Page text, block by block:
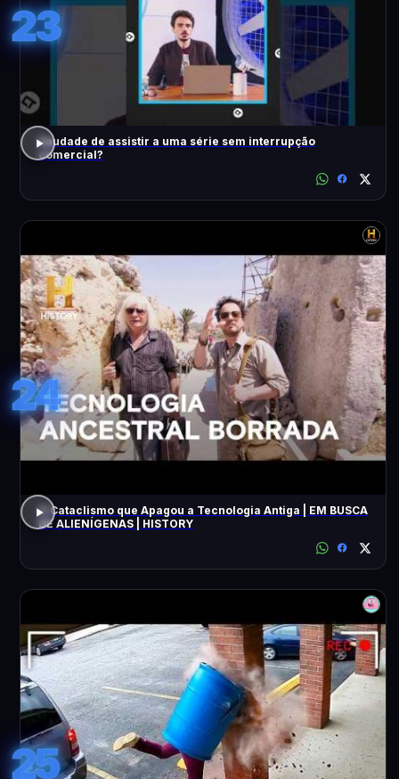
23
Saudade de assistir a uma série sem interrupção
comercial?
24
O Cataclismo que Apagou a Tecnologia Antiga | EM BUSCA
DE ALIENÍGENAS | HISTORY
25